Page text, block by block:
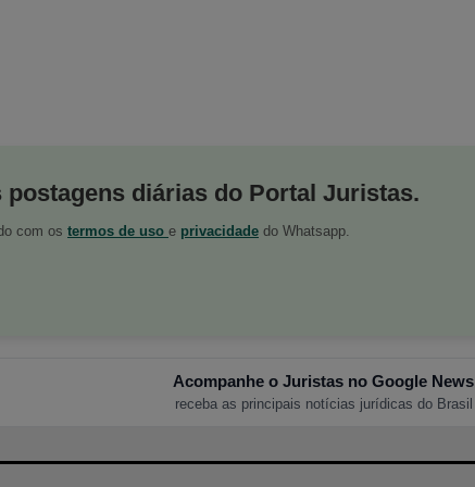
postagens diárias do Portal Juristas.
com os termos de uso e privacidade do Whatsapp.
Acompanhe o Juristas no Google News
receba as principais notícias jurídicas do Brasil